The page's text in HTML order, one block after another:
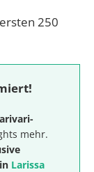
250
mehr.
Larissa